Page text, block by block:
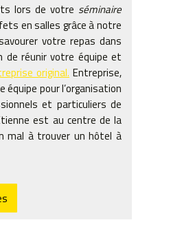
lors de votre séminaire
en salles grâce à notre
votre repas dans
de réunir votre équipe et
original. Entreprise,
pour l’organisation
et particuliers de
est au centre de la
mal à trouver un hôtel à